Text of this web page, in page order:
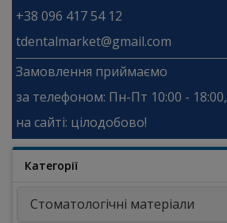
+38 096 417 54 12
tdentalmarket@gmail.com
Замовлення приймаємо
за телефоном: Пн-Пт 10:00 - 18:00,
на сайті: цілодобово!
Категорії
Стоматологічні матеріали